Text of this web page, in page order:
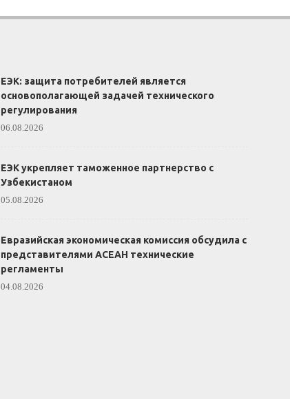
ЕЭК: защита потребителей является
основополагающей задачей технического
регулирования
06.08.2026
ЕЭК укрепляет таможенное партнерство с
Узбекистаном
05.08.2026
Евразийская экономическая комиссия обсудила с
представителями АСЕАН технические
регламенты
04.08.2026